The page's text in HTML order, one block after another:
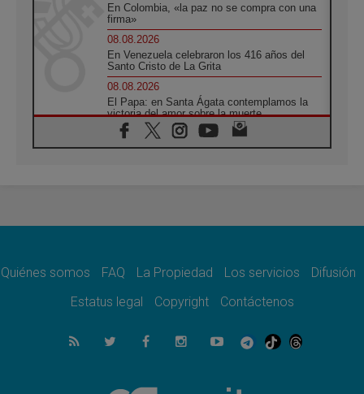
En Colombia, «la paz no se compra con una
firma»
08.08.2026
En Venezuela celebraron los 416 años del
Santo Cristo de La Grita
08.08.2026
El Papa: en Santa Ágata contemplamos la
victoria del amor sobre la muerte
08.08.2026
León XIV visitará el Santuario de la Madre
07.08.2026
07.08.2026
el compromiso del cristiano"
La matanza de niños en Gaza no cesa: 300
muertos en 300 días
Tagle: La guerra desfigura el mundo, solo la
Quiénes somos FAQ La Propiedad Los servicios
Difusión
Estatus legal
Copyright Contáctenos